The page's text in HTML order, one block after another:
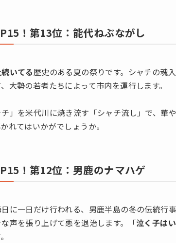
！第13位：能代ねぶながし
いてる歴史のある夏の祭りです。シャチの魂
大勢の若者たちによって市内を運行します。
」を米代川に焼き流す「シャチ流し」で、華
れてはいかがでしょうか。
！第12位：男鹿のナマハゲ
に一日だけ行われる、男鹿半島の冬の伝統行
声を張り上げて悪を退治します。「泣く子は